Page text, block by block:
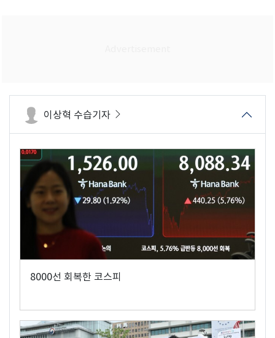
이상혁 수습기자
8000선 회복한 코스피